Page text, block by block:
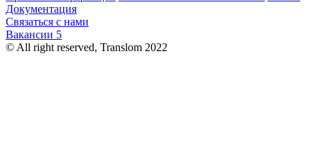
Документация
Связаться с нами
Вакансии 5
© All right reserved, Translom 2022